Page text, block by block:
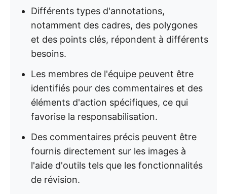
Différents types d'annotations,
notamment des cadres, des polygones
et des points clés, répondent à différents
besoins.
Les membres de l'équipe peuvent être
identifiés pour des commentaires et des
éléments d'action spécifiques, ce qui
favorise la responsabilisation.
Des commentaires précis peuvent être
fournis directement sur les images à
l'aide d'outils tels que les fonctionnalités
de révision.